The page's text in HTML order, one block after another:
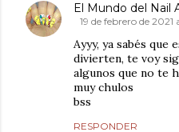
El Mundo del Nail
19 de febrero de 2021
Ayyy, ya sabés que
divierten, te voy
algunos que no te
muy chulos
bss
RESPONDER